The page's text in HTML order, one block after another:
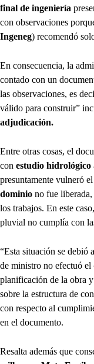
final de ingeniería
con observaciones
Ingeneg) recomendó
En consecuencia, la
contado con un
las observaciones, es
válido para construir”
adjudicación.
Entre otras cosas, el
con estudio hidrológico
presuntamente vulneró
dominio no fue
los trabajos. En este
pluvial no cumplía con
“Esta situación se debió
de ministro no efectuó
planificación de la obra
sobre la estructura de
con respecto al
en el documento.
Resalta además que